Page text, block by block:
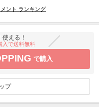
ント ランキング
える！
入で送料無料
で購入
プ